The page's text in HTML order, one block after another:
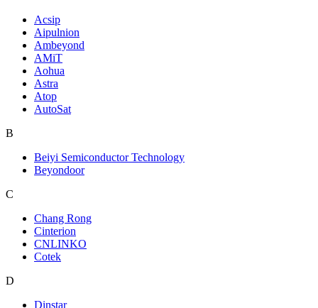
Acsip
Aipulnion
Ambeyond
AMiT
Aohua
Astra
Atop
AutoSat
B
Beiyi Semiconductor Technology
Beyondoor
C
Chang Rong
Cinterion
CNLINKO
Cotek
D
Dinstar